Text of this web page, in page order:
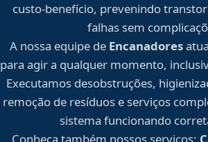
custo-benefício, prevenindo
falhas sem
A nossa equipe de Encanadores
para agir a qualquer momento,
Executamos desobstruções,
remoção de resíduos e serviços
sistema funcionando